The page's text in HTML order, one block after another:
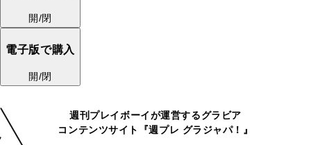
開/閉
電子版で購入
開/閉
週刊プレイボーイが運営するグラビア
コンテンツサイト『週プレ グラジャパ！』